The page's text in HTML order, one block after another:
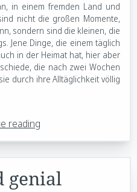
in einem fremden Land und
nicht die großen Momente,
sondern sind die kleinen, die
Jene Dinge, die einem täglich
in der Heimat hat, hier aber
die nach zwei Wochen
durch ihre Alltäglichkeit völlig
reading
genial